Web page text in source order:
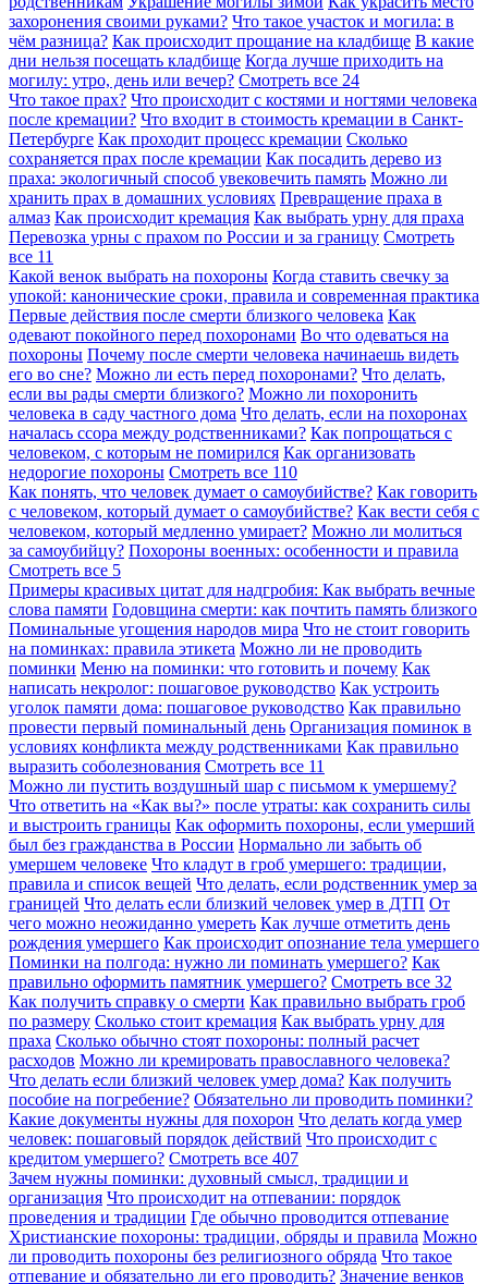
захоронения своими руками? Что такое участок и могила: в
чём разница? Как происходит прощание на кладбище В какие
дни нельзя посещать кладбище Когда лучше приходить на
могилу: утро, день или вечер? Смотреть все 24
Что такое прах? Что происходит с костями и ногтями человека
после кремации? Что входит в стоимость кремации в Санкт-
Петербурге Как проходит процесс кремации Сколько
сохраняется прах после кремации Как посадить дерево из
праха: экологичный способ увековечить память Можно ли
хранить прах в домашних условиях Превращение праха в
алмаз Как происходит кремация Как выбрать урну для праха
Перевозка урны с прахом по России и за границу Смотреть
все 11
Какой венок выбрать на похороны Когда ставить свечку за
упокой: канонические сроки, правила и современная практика
Первые действия после смерти близкого человека Как
одевают покойного перед похоронами Во что одеваться на
похороны Почему после смерти человека начинаешь видеть
его во сне? Можно ли есть перед похоронами? Что делать,
если вы рады смерти близкого? Можно ли похоронить
человека в саду частного дома Что делать, если на похоронах
началась ссора между родственниками? Как попрощаться с
человеком, с которым не помирился Как организовать
недорогие похороны Смотреть все 110
Как понять, что человек думает о самоубийстве? Как говорить
с человеком, который думает о самоубийстве? Как вести себя с
человеком, который медленно умирает? Можно ли молиться
за самоубийцу? Похороны военных: особенности и правила
Смотреть все 5
Примеры красивых цитат для надгробия: Как выбрать вечные
слова памяти Годовщина смерти: как почтить память близкого
Поминальные угощения народов мира Что не стоит говорить
на поминках: правила этикета Можно ли не проводить
поминки Меню на поминки: что готовить и почему Как
написать некролог: пошаговое руководство Как устроить
уголок памяти дома: пошаговое руководство Как правильно
провести первый поминальный день Организация поминок в
условиях конфликта между родственниками Как правильно
выразить соболезнования Смотреть все 11
Можно ли пустить воздушный шар с письмом к умершему?
Что ответить на «Как вы?» после утраты: как сохранить силы
и выстроить границы Как оформить похороны, если умерший
был без гражданства в России Нормально ли забыть об
умершем человеке Что кладут в гроб умершего: традиции,
правила и список вещей Что делать, если родственник умер за
границей Что делать если близкий человек умер в ДТП От
чего можно неожиданно умереть Как лучше отметить день
рождения умершего Как происходит опознание тела умершего
Поминки на полгода: нужно ли поминать умершего? Как
правильно оформить памятник умершего? Смотреть все 32
Как получить справку о смерти Как правильно выбрать гроб
по размеру Сколько стоит кремация Как выбрать урну для
праха Сколько обычно стоят похороны: полный расчет
расходов Можно ли кремировать православного человека?
Что делать если близкий человек умер дома? Как получить
пособие на погребение? Обязательно ли проводить поминки?
Какие документы нужны для похорон Что делать когда умер
человек: пошаговый порядок действий Что происходит с
кредитом умершего? Смотреть все 407
Зачем нужны поминки: духовный смысл, традиции и
организация Что происходит на отпевании: порядок
проведения и традиции Где обычно проводится отпевание
Христианские похороны: традиции, обряды и правила Можно
ли проводить похороны без религиозного обряда Что такое
отпевание и обязательно ли его проводить? Значение венков